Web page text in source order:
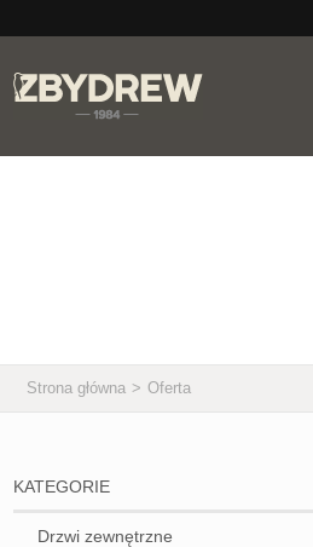
Strona główna > Oferta
KATEGORIE
Drzwi zewnętrzne